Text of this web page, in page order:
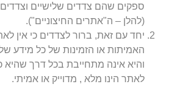
ספקים שהם צדדים שלישיים
(להלן – ה"אתרים החיצוניים").
יחד עם זאת, ברור לצדדים כי אין
האמיתות או הזמינות של כל מידע
והיא אינה מתחייבת בכל דרך שהיא
לאתר הינו מלא , מדוייק או אמיתי.